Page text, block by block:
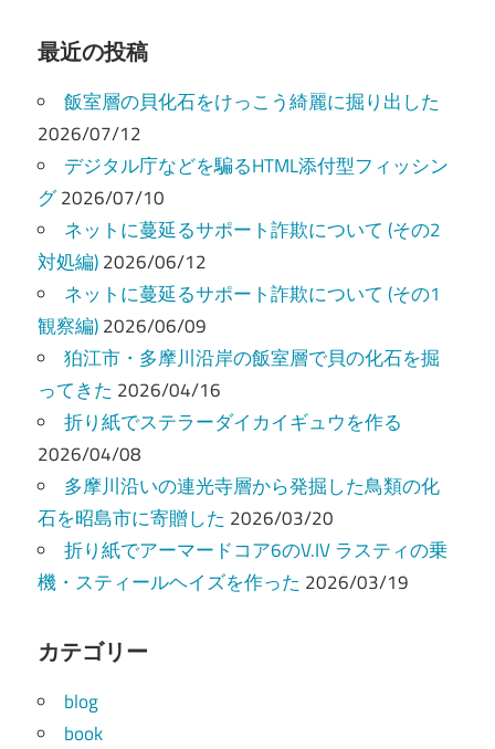
ビ
ゲ
ー
シ
ョ
ン
最近の投稿
飯室層の貝化石をけっこう綺麗に掘り出した
2026/07/12
デジタル庁などを騙るHTML添付型フィッシン
グ2026/07/10
ネットに蔓延るサポート詐欺について (その2
対処編)2026/06/12
ネットに蔓延るサポート詐欺について (その1
観察編)2026/06/09
狛江市・多摩川沿岸の飯室層で貝の化石を掘
ってきた 2026/04/16
折り紙でステラーダイカイギュウを作る
2026/04/08
多摩川沿いの連光寺層から発掘した鳥類の化
石を昭島市に寄贈した 2026/03/20
折り紙でアーマードコア6のV.IV ラスティの乗
機・スティールヘイズを作った 2026/03/19
カテゴリー
blog
book